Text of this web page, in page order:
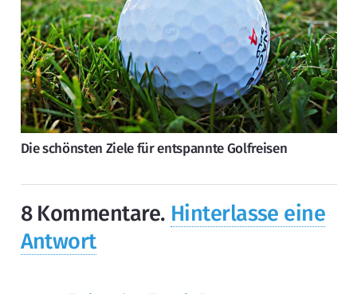
Die schönsten Ziele für entspannte Golfreisen
8 Kommentare. Hinterlasse eine
Antwort